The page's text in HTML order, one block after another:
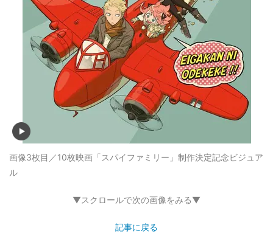
画像3枚目／10枚映画「スパイファミリー」制作決定記念ビジュア
ル
▼スクロールで次の画像をみる▼
記事に戻る